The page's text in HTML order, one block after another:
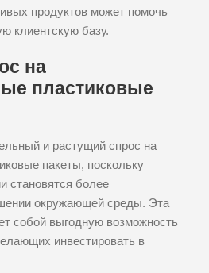
продуктов может помочь
клиентскую базу.
на
пластиковые
и растущий спрос на
пакеты, поскольку
становятся более
окружающей среды. Эта
собой выгодную возможность
инвестировать в